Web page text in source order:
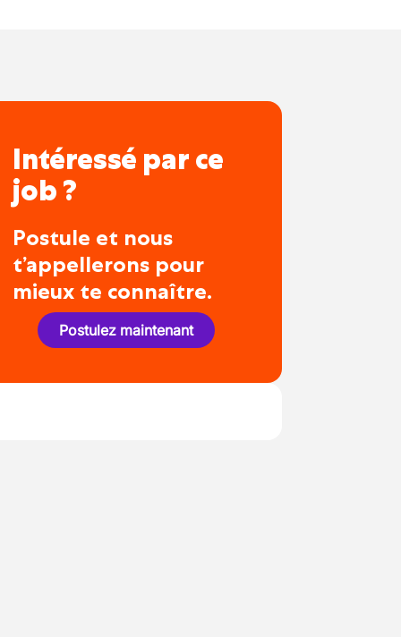
Intéressé par ce
job ?
Postule et nous
t’appellerons pour
mieux te connaître.
Postulez maintenant